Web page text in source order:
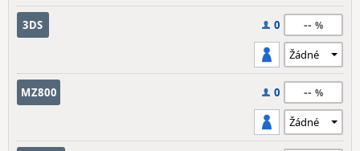
3DS 0 --
MZ800 0 --